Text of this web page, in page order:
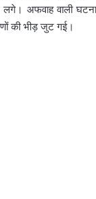
अफवाह वाली
की भीड़ जुट गई।